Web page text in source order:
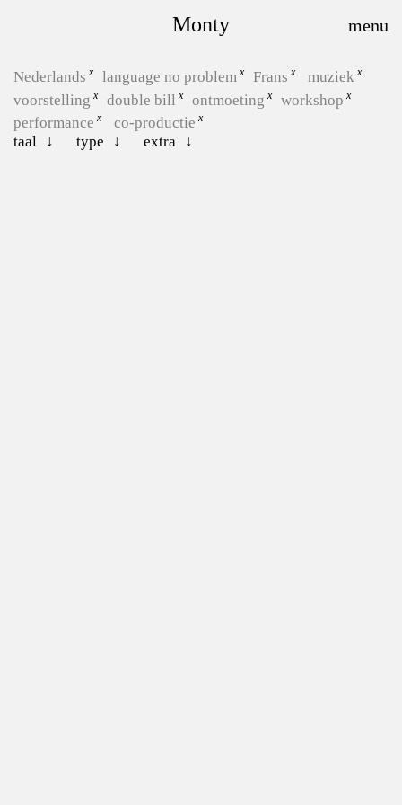
Monty
Nederlands language no problem Frans
muziek
voorstelling
double bill ontmoeting
workshop
performance
co-productie
taal
type extra